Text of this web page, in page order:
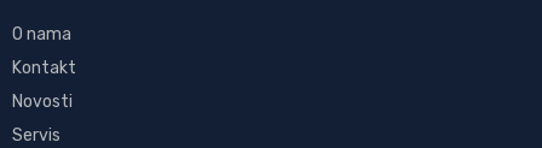
O nama
Kontakt
Novosti
Servis